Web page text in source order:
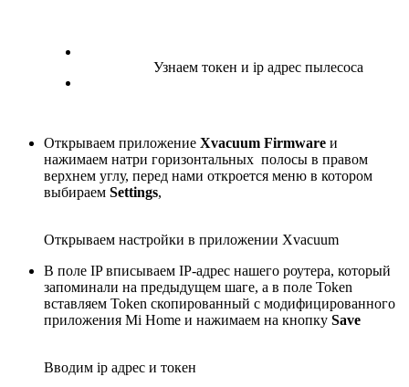
Узнаем токен и ip адрес пылесоса
Открываем приложение Xvacuum Firmware и
нажимаем натри горизонтальных полосы в правом
верхнем углу, перед нами откроется меню в котором
выбираем Settings,
Открываем настройки в приложении Xvacuum
В поле IP вписываем IP-адрес нашего роутера, который
запоминали на предыдущем шаге, а в поле Token
вставляем Token скопированный с модифицированного
приложения Mi Home и нажимаем на кнопку Save
Вводим ip адрес и токен